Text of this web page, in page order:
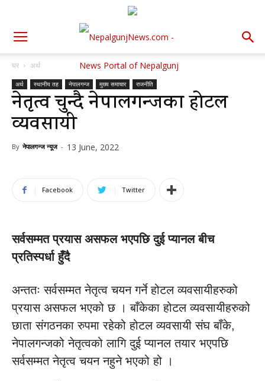
घर अर्थ
अर्थ स्थानीय तह नेपालगन्ज मुख्य समाचार राजनीति
नेतृत्व चुन्दै नेपालगन्जका होटल
व्यवसायी
By नेपालगन्ज न्यूज - 13 June, 2022
Facebook Twitter
सर्वसम्मत प्रयास असफल भएपछि दुई प्यानल बीच
प्रतिस्पर्धा हुँदै
अन्ततः सर्वसम्मत नेतृत्व चयन गर्ने होटल व्यवसायीहरुको
प्रयास असफल भएको छ । बाँकेका होटल व्यवसायीहरुको
छाता संगठनका रुपमा रहेको होटल व्यवसायी संघ बाँके,
नेपालगन्जको नेतृत्वको लागि दुई प्यानल तयार भएपछि
सर्वसम्मत नेतृत्व चयन नहुने भएको हो ।